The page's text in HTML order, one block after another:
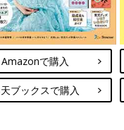
Amazonで購入
ブックスで購入